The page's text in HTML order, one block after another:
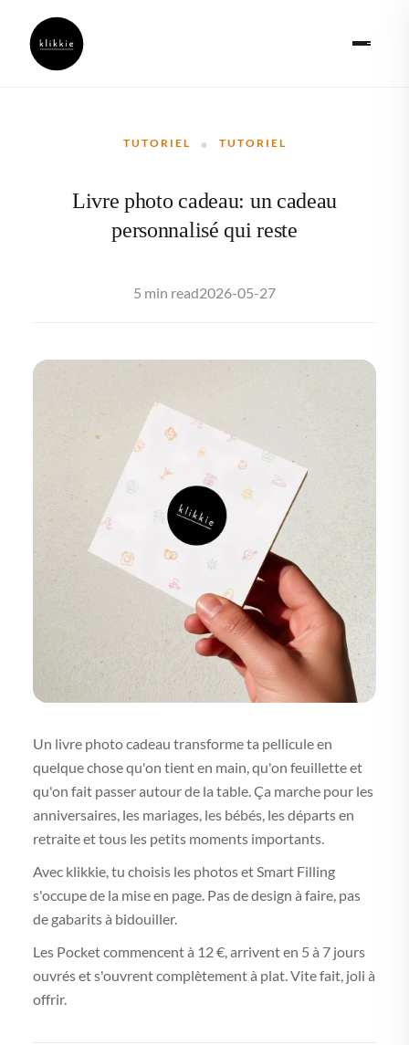
TUTORIEL · TUTORIEL
Livre photo cadeau: un cadeau
personnalisé qui reste
5 min read2026-05-27
Un livre photo cadeau transforme ta pellicule en
quelque chose qu'on tient en main, qu'on feuillette et
qu'on fait passer autour de la table. Ça marche pour les
anniversaires, les mariages, les bébés, les départs en
retraite et tous les petits moments importants.
Avec klikkie, tu choisis les photos et Smart Filling
s'occupe de la mise en page. Pas de design à faire, pas
de gabarits à bidouiller.
Les Pocket commencent à 12 €, arrivent en 5 à 7 jours
ouvrés et s'ouvrent complètement à plat. Vite fait, joli à
offrir.